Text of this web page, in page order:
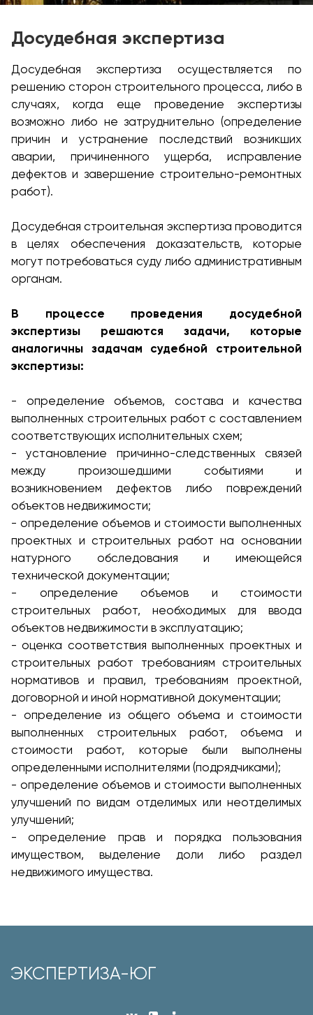
Досудебная экспертиза
Досудебная экспертиза осуществляется по
решению сторон строительного процесса, либо в
случаях, когда еще проведение экспертизы
возможно либо не затруднительно (определение
причин и устранение последствий возникших
аварии, причиненного ущерба, исправление
дефектов и завершение строительно-ремонтных
работ).
Досудебная строительная экспертиза проводится
в целях обеспечения доказательств, которые
могут потребоваться суду либо административным
органам.
В процессе проведения досудебной
экспертизы решаются задачи, которые
аналогичны задачам судебной строительной
экспертизы:
- определение объемов, состава и качества
выполненных строительных работ с составлением
соответствующих исполнительных схем;
- установление причинно-следственных связей
между произошедшими событиями и
возникновением дефектов либо повреждений
объектов недвижимости;
- определение объемов и стоимости выполненных
проектных и строительных работ на основании
натурного обследования и имеющейся
технической документации;
- определение объемов и стоимости
строительных работ, необходимых для ввода
объектов недвижимости в эксплуатацию;
- оценка соответствия выполненных проектных и
строительных работ требованиям строительных
нормативов и правил, требованиям проектной,
договорной и иной нормативной документации;
- определение из общего объема и стоимости
выполненных строительных работ, объема и
стоимости работ, которые были выполнены
определенными исполнителями (подрядчиками);
- определение объемов и стоимости выполненных
улучшений по видам отделимых или неотделимых
улучшений;
- определение прав и порядка пользования
имуществом, выделение доли либо раздел
недвижимого имущества.
ЭКСПЕРТИЗА-ЮГ